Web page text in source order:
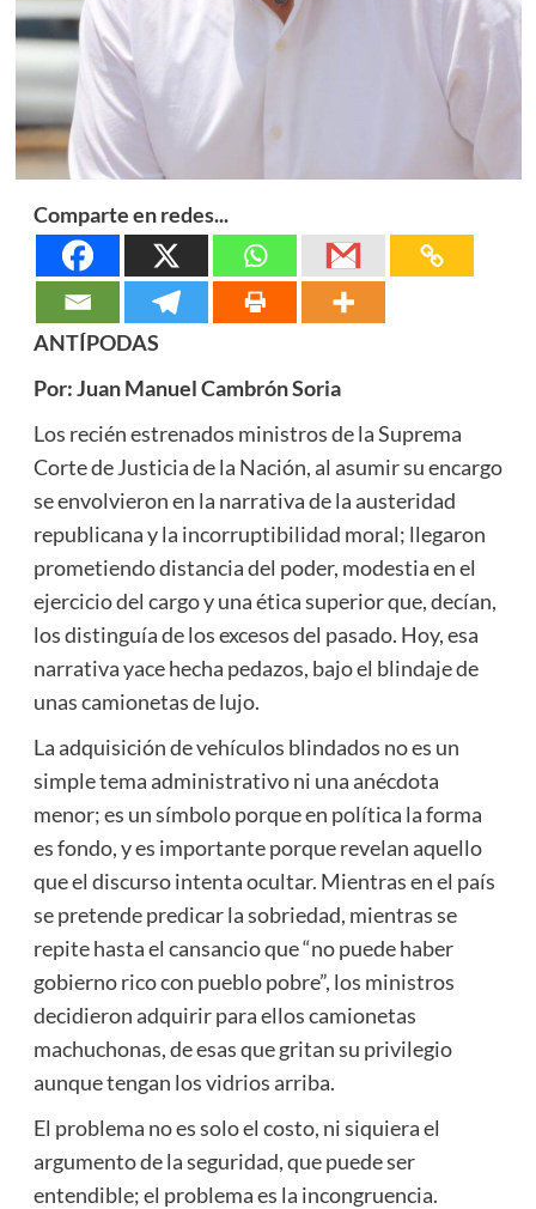
Comparte en redes...
ANTÍPODAS
Por: Juan Manuel Cambrón Soria
Los recién estrenados ministros de la Suprema
Corte de Justicia de la Nación, al asumir su encargo
se envolvieron en la narrativa de la austeridad
republicana y la incorruptibilidad moral; llegaron
prometiendo distancia del poder, modestia en el
ejercicio del cargo y una ética superior que, decían,
los distinguía de los excesos del pasado. Hoy, esa
narrativa yace hecha pedazos, bajo el blindaje de
unas camionetas de lujo.
La adquisición de vehículos blindados no es un
simple tema administrativo ni una anécdota
menor; es un símbolo porque en política la forma
es fondo, y es importante porque revelan aquello
que el discurso intenta ocultar. Mientras en el país
se pretende predicar la sobriedad, mientras se
repite hasta el cansancio que “no puede haber
gobierno rico con pueblo pobre”, los ministros
decidieron adquirir para ellos camionetas
machuchonas, de esas que gritan su privilegio
aunque tengan los vidrios arriba.
El problema no es solo el costo, ni siquiera el
argumento de la seguridad, que puede ser
entendible; el problema es la incongruencia.